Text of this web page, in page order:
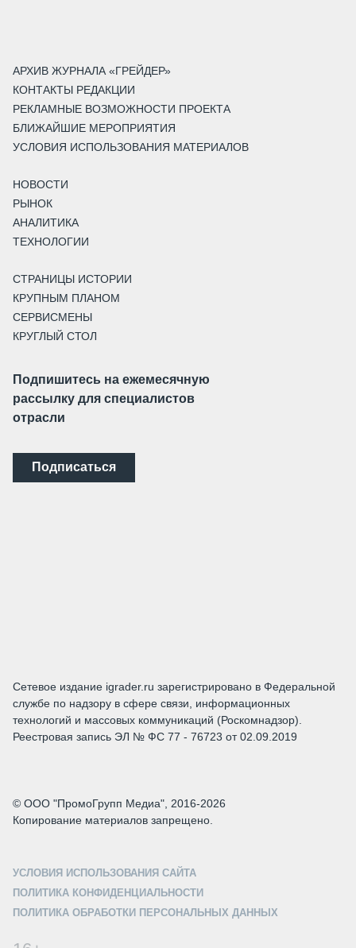
АРХИВ ЖУРНАЛА «ГРЕЙДЕР»
КОНТАКТЫ РЕДАКЦИИ
РЕКЛАМНЫЕ ВОЗМОЖНОСТИ ПРОЕКТА
БЛИЖАЙШИЕ МЕРОПРИЯТИЯ
УСЛОВИЯ ИСПОЛЬЗОВАНИЯ МАТЕРИАЛОВ
НОВОСТИ
РЫНОК
АНАЛИТИКА
ТЕХНОЛОГИИ
СТРАНИЦЫ ИСТОРИИ
КРУПНЫМ ПЛАНОМ
СЕРВИСМЕНЫ
КРУГЛЫЙ СТОЛ
Подпишитесь на ежемесячную
рассылку для специалистов
отрасли
Подписаться
Сетевое издание igrader.ru зарегистрировано в Федеральной
службе по надзору в сфере связи, информационных
технологий и массовых коммуникаций (Роскомнадзор).
Реестровая запись ЭЛ № ФС 77 - 76723 от 02.09.2019
© ООО "ПромоГрупп Медиа", 2016-2026
Копирование материалов запрещено.
УСЛОВИЯ ИСПОЛЬЗОВАНИЯ САЙТА
ПОЛИТИКА КОНФИДЕНЦИАЛЬНОСТИ
ПОЛИТИКА ОБРАБОТКИ ПЕРСОНАЛЬНЫХ ДАННЫХ